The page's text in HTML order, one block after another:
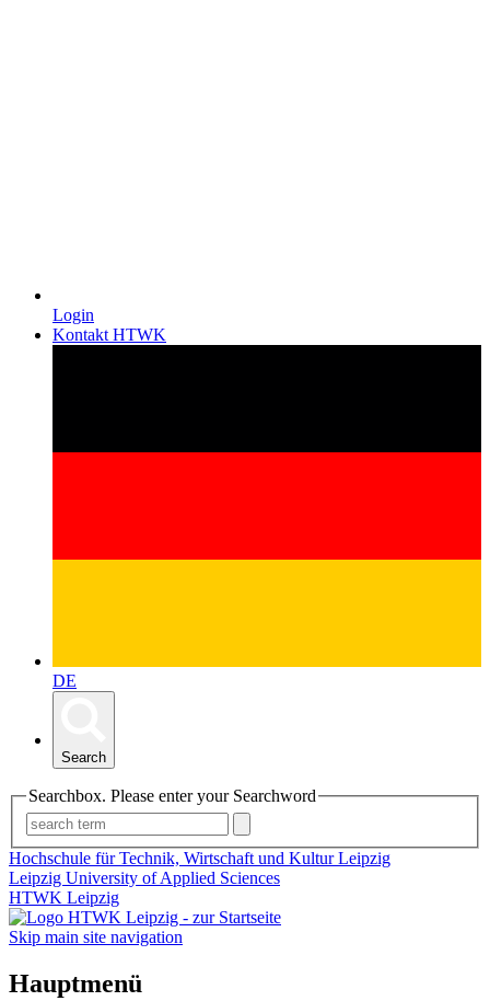
Login
Kontakt HTWK
DE
Search
Searchbox. Please enter your Searchword
Hochschule für Technik, Wirtschaft und Kultur Leipzig
Leipzig University of Applied Sciences
HTWK Leipzig
Skip main site navigation
Hauptmenü